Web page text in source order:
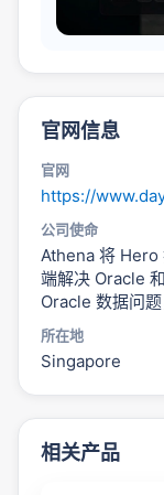
官网信息
官网
https://
公司使命
Athena 将
端解决 Oracle
Oracle 数据问
所在地
Singapore
相关产品